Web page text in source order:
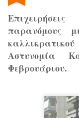
παρανόμους
Αστυνομία
Φεβρουάριου.